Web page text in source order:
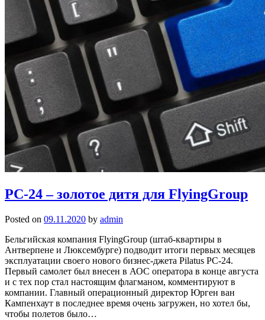
PC-24 – золотое дитя для FlyingGroup
Posted on 09.11.2020 by admin
Бельгийская компания FlyingGroup (штаб-квартиры в
Антверпене и Люксембурге) подводит итоги первых месяцев
эксплуатации своего нового бизнес-джета Pilatus PC-24.
Первый самолет был внесен в АОС оператора в конце августа
и с тех пор стал настоящим флагманом, комментируют в
компании. Главный операционный директор Юрген ван
Кампенхаут в последнее время очень загружен, но хотел бы,
чтобы полетов было…